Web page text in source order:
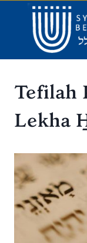
contenu
Tefilah
Lekha